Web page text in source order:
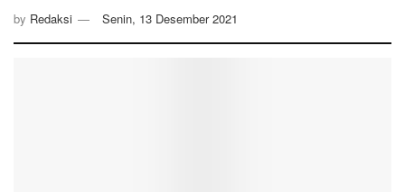
by Redaksi Senin, 13 Desember 2021